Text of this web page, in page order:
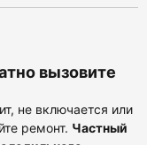
вызовите
не включается или
ремонт. Частный